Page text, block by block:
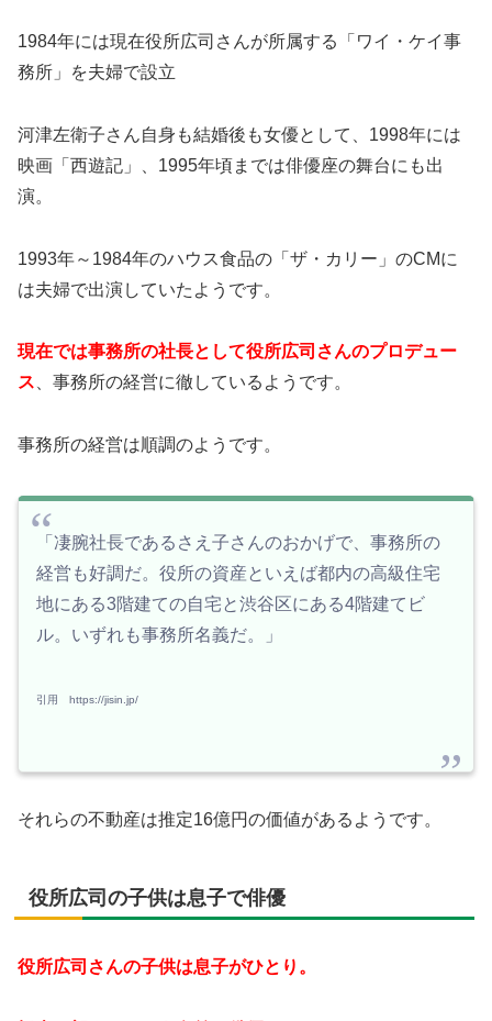
1984年には現在役所広司さんが所属する「ワイ・ケイ事
務所」を夫婦で設立
河津左衛子さん自身も結婚後も女優として、1998年には
映画「西遊記」、1995年頃までは俳優座の舞台にも出
演。
1993年～1984年のハウス食品の「ザ・カリー」のCMに
は夫婦で出演していたようです。
現在では事務所の社長として役所広司さんのプロデュー
ス、事務所の経営に徹しているようです。
事務所の経営は順調のようです。
「凄腕社長であるさえ子さんのおかげで、事務所の
経営も好調だ。役所の資産といえば都内の高級住宅
地にある3階建ての自宅と渋谷区にある4階建てビ
ル。いずれも事務所名義だ。」
引用 https://jisin.jp/
それらの不動産は推定16億円の価値があるようです。
役所広司の子供は息子で俳優
役所広司さんの子供は息子がひとり。